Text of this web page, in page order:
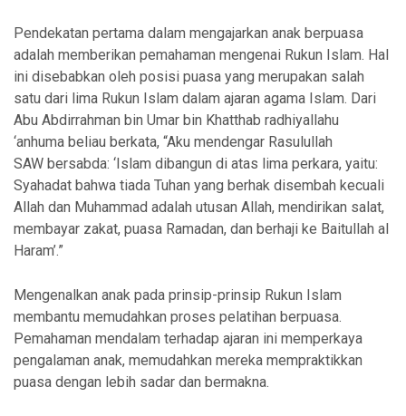
Pendekatan pertama dalam mengajarkan anak berpuasa
adalah memberikan pemahaman mengenai Rukun Islam. Hal
ini disebabkan oleh posisi puasa yang merupakan salah
satu dari lima Rukun Islam dalam ajaran agama Islam. Dari
Abu Abdirrahman bin Umar bin Khatthab radhiyallahu
‘anhuma beliau berkata, “Aku mendengar Rasulullah
SAW bersabda: ‘Islam dibangun di atas lima perkara, yaitu:
Syahadat bahwa tiada Tuhan yang berhak disembah kecuali
Allah dan Muhammad adalah utusan Allah, mendirikan salat,
membayar zakat, puasa Ramadan, dan berhaji ke Baitullah al
Haram’.”
Mengenalkan anak pada prinsip-prinsip Rukun Islam
membantu memudahkan proses pelatihan berpuasa.
Pemahaman mendalam terhadap ajaran ini memperkaya
pengalaman anak, memudahkan mereka mempraktikkan
puasa dengan lebih sadar dan bermakna.